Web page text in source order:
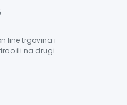
line trgovina i
ili na drugi